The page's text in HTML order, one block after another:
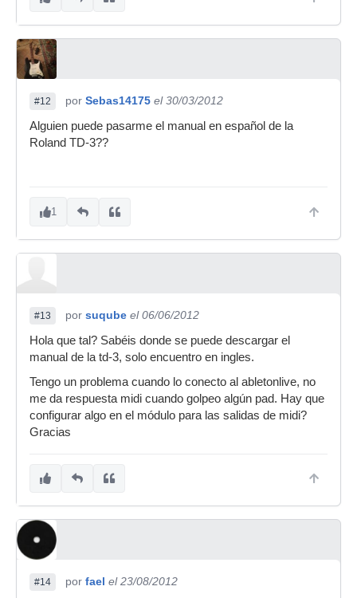
#12 por Sebas14175 el 30/03/2012
Alguien puede pasarme el manual en español de la
Roland TD-3??
1
#13 por suqube el 06/06/2012
Hola que tal? Sabéis donde se puede descargar el
manual de la td-3, solo encuentro en ingles.
Tengo un problema cuando lo conecto al abletonlive, no
me da respuesta midi cuando golpeo algún pad. Hay que
configurar algo en el módulo para las salidas de midi?
Gracias
#14 por fael el 23/08/2012